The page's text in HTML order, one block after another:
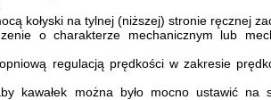
kołyski na tylnej (niższej) stronie ręcznej
o charakterze mechanicznym lub
regulacją prędkości w zakresie
kawałek można było mocno ustawić na